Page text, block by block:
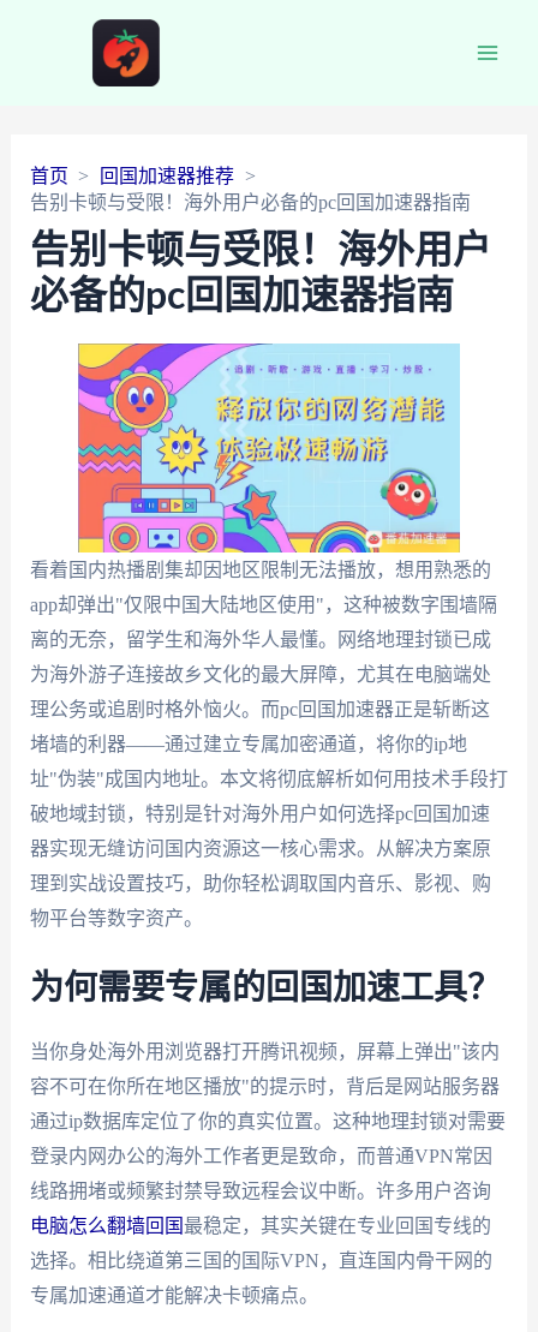
首页
回国加速器推荐
告别卡顿与受限！海外用户必备的pc回国加速器指南
告别卡顿与受限！海外用户
必备的pc回国加速器指南
看着国内热播剧集却因地区限制无法播放，想用熟悉的
app却弹出"仅限中国大陆地区使用"，这种被数字围墙隔
离的无奈，留学生和海外华人最懂。网络地理封锁已成
为海外游子连接故乡文化的最大屏障，尤其在电脑端处
理公务或追剧时格外恼火。而pc回国加速器正是斩断这
堵墙的利器——通过建立专属加密通道，将你的ip地
址"伪装"成国内地址。本文将彻底解析如何用技术手段打
破地域封锁，特别是针对海外用户如何选择pc回国加速
器实现无缝访问国内资源这一核心需求。从解决方案原
理到实战设置技巧，助你轻松调取国内音乐、影视、购
物平台等数字资产。
为何需要专属的回国加速工具？
当你身处海外用浏览器打开腾讯视频，屏幕上弹出"该内
容不可在你所在地区播放"的提示时，背后是网站服务器
通过ip数据库定位了你的真实位置。这种地理封锁对需要
登录内网办公的海外工作者更是致命，而普通VPN常因
线路拥堵或频繁封禁导致远程会议中断。许多用户咨询
电脑怎么翻墙回国最稳定，其实关键在专业回国专线的
选择。相比绕道第三国的国际VPN，直连国内骨干网的
专属加速通道才能解决卡顿痛点。